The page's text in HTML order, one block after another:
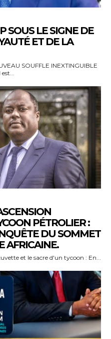
SOUS LE SIGNE DE
ET DE LA
SOUFFLE INEXTINGUIBLE
LA SNPC — Il est...
PÉTROLIER :
DU SOMMET
AFRICAINE.
– Le séisme économique venu de la cuvette et le sacre d'un tycoon : En...